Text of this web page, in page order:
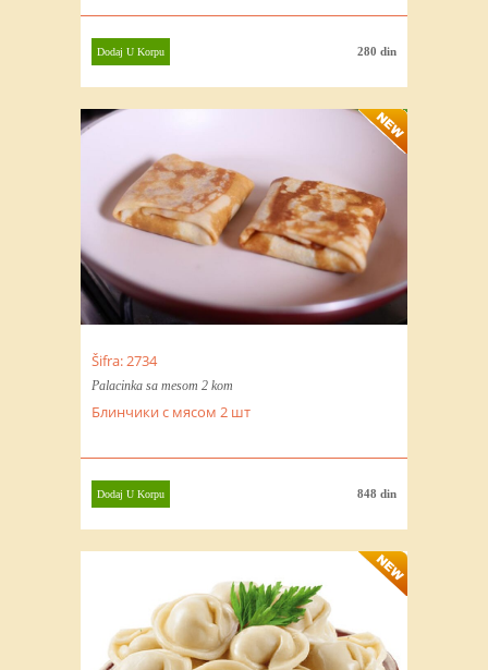
280 din
Dodaj U Korpu
Šifra: 2734
Palacinka sa mesom 2 kom
Блинчики с мясом 2 шт
848 din
Dodaj U Korpu